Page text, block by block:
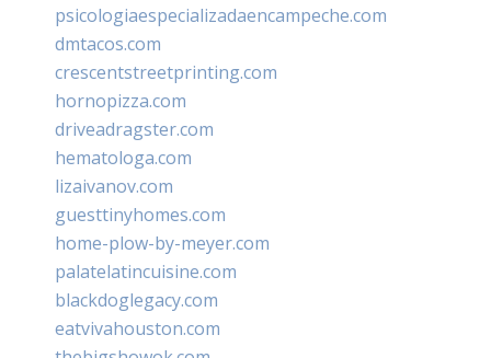
psicologiaespecializadaencampeche.com
dmtacos.com
crescentstreetprinting.com
hornopizza.com
driveadragster.com
hematologa.com
lizaivanov.com
guesttinyhomes.com
home-plow-by-meyer.com
palatelatincuisine.com
blackdoglegacy.com
eatvivahouston.com